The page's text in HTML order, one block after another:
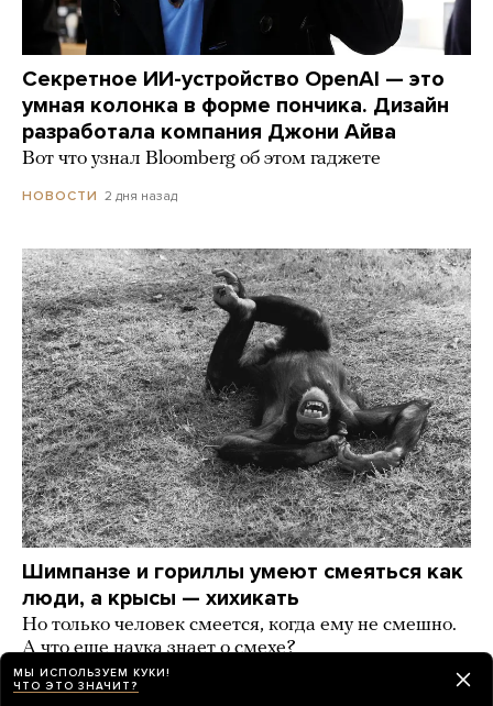
Секретное ИИ-устройство OpenAI — это
умная колонка в форме пончика. Дизайн
разработала компания Джони Айва
Вот что узнал Bloomberg об этом гаджете
НОВОСТИ 2 дня назад
Шимпанзе и гориллы умеют смеяться как
люди, а крысы — хихикать
Но только человек смеется, когда ему не смешно.
А что еще наука знает о смехе?
РАЗБОР 2 дня назад
МЫ ИСПОЛЬЗУЕМ КУКИ!
ЧТО ЭТО ЗНАЧИТ?